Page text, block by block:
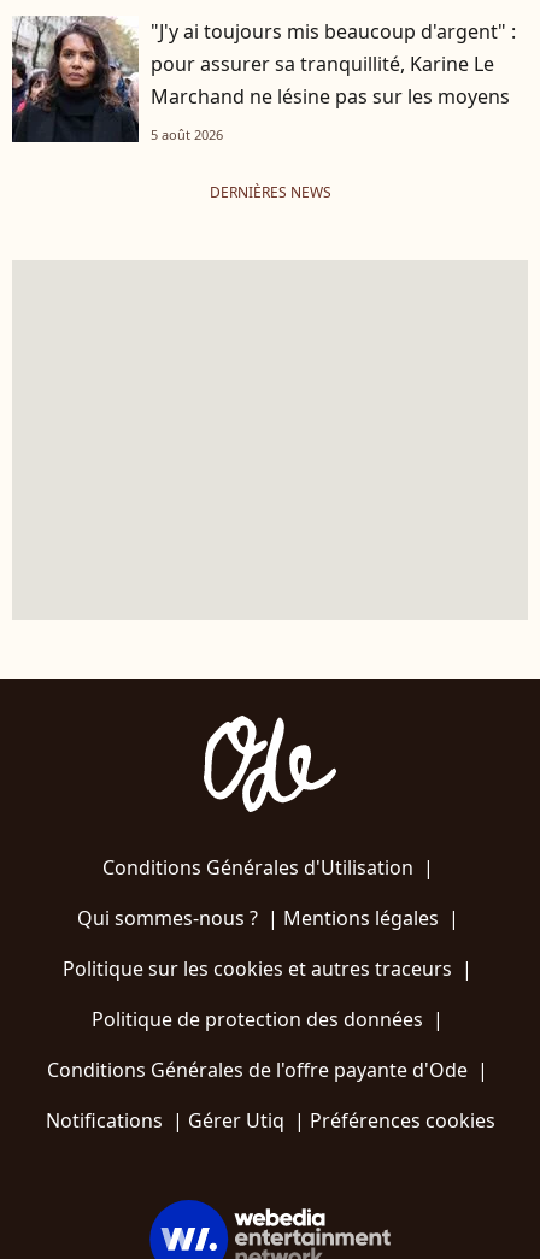
"J'y ai toujours mis beaucoup d'argent" :
pour assurer sa tranquillité, Karine Le
Marchand ne lésine pas sur les moyens
5 août 2026
DERNIÈRES NEWS
Conditions Générales d'Utilisation |
Qui sommes-nous ?| Mentions légales |
Politique sur les cookies et autres traceurs |
Politique de protection des données |
Conditions Générales de l'offre payante d'Ode |
Notifications | Gérer Utiq | Préférences cookies